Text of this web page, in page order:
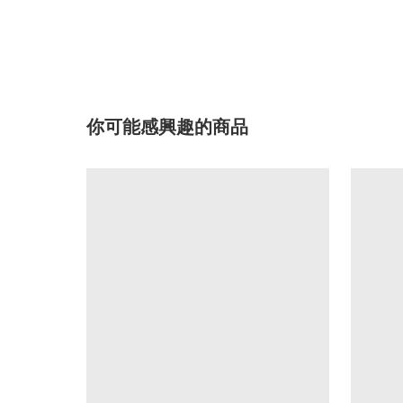
你可能感興趣的商品